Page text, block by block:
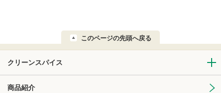
このページの先頭へ戻る
クリーンスパイス
商品紹介